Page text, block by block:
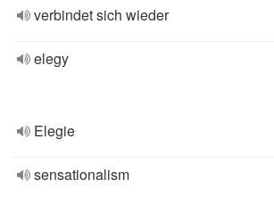
verbindet sich wieder
elegy
Elegie
sensationalism